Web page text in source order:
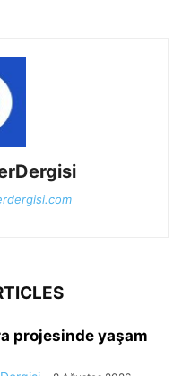
projesinde yaşam